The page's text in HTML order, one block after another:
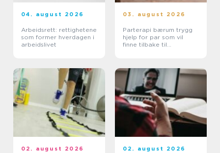
04. august 2026
Arbeidsrett: rettighetene
som former hverdagen i
arbeidslivet
03. august 2026
Parterapi bærum trygg
hjelp for par som vil
finne tilbake til
02. august 2026 02. august 2026